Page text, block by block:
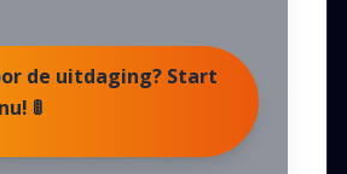
de uitdaging? Start
🚦